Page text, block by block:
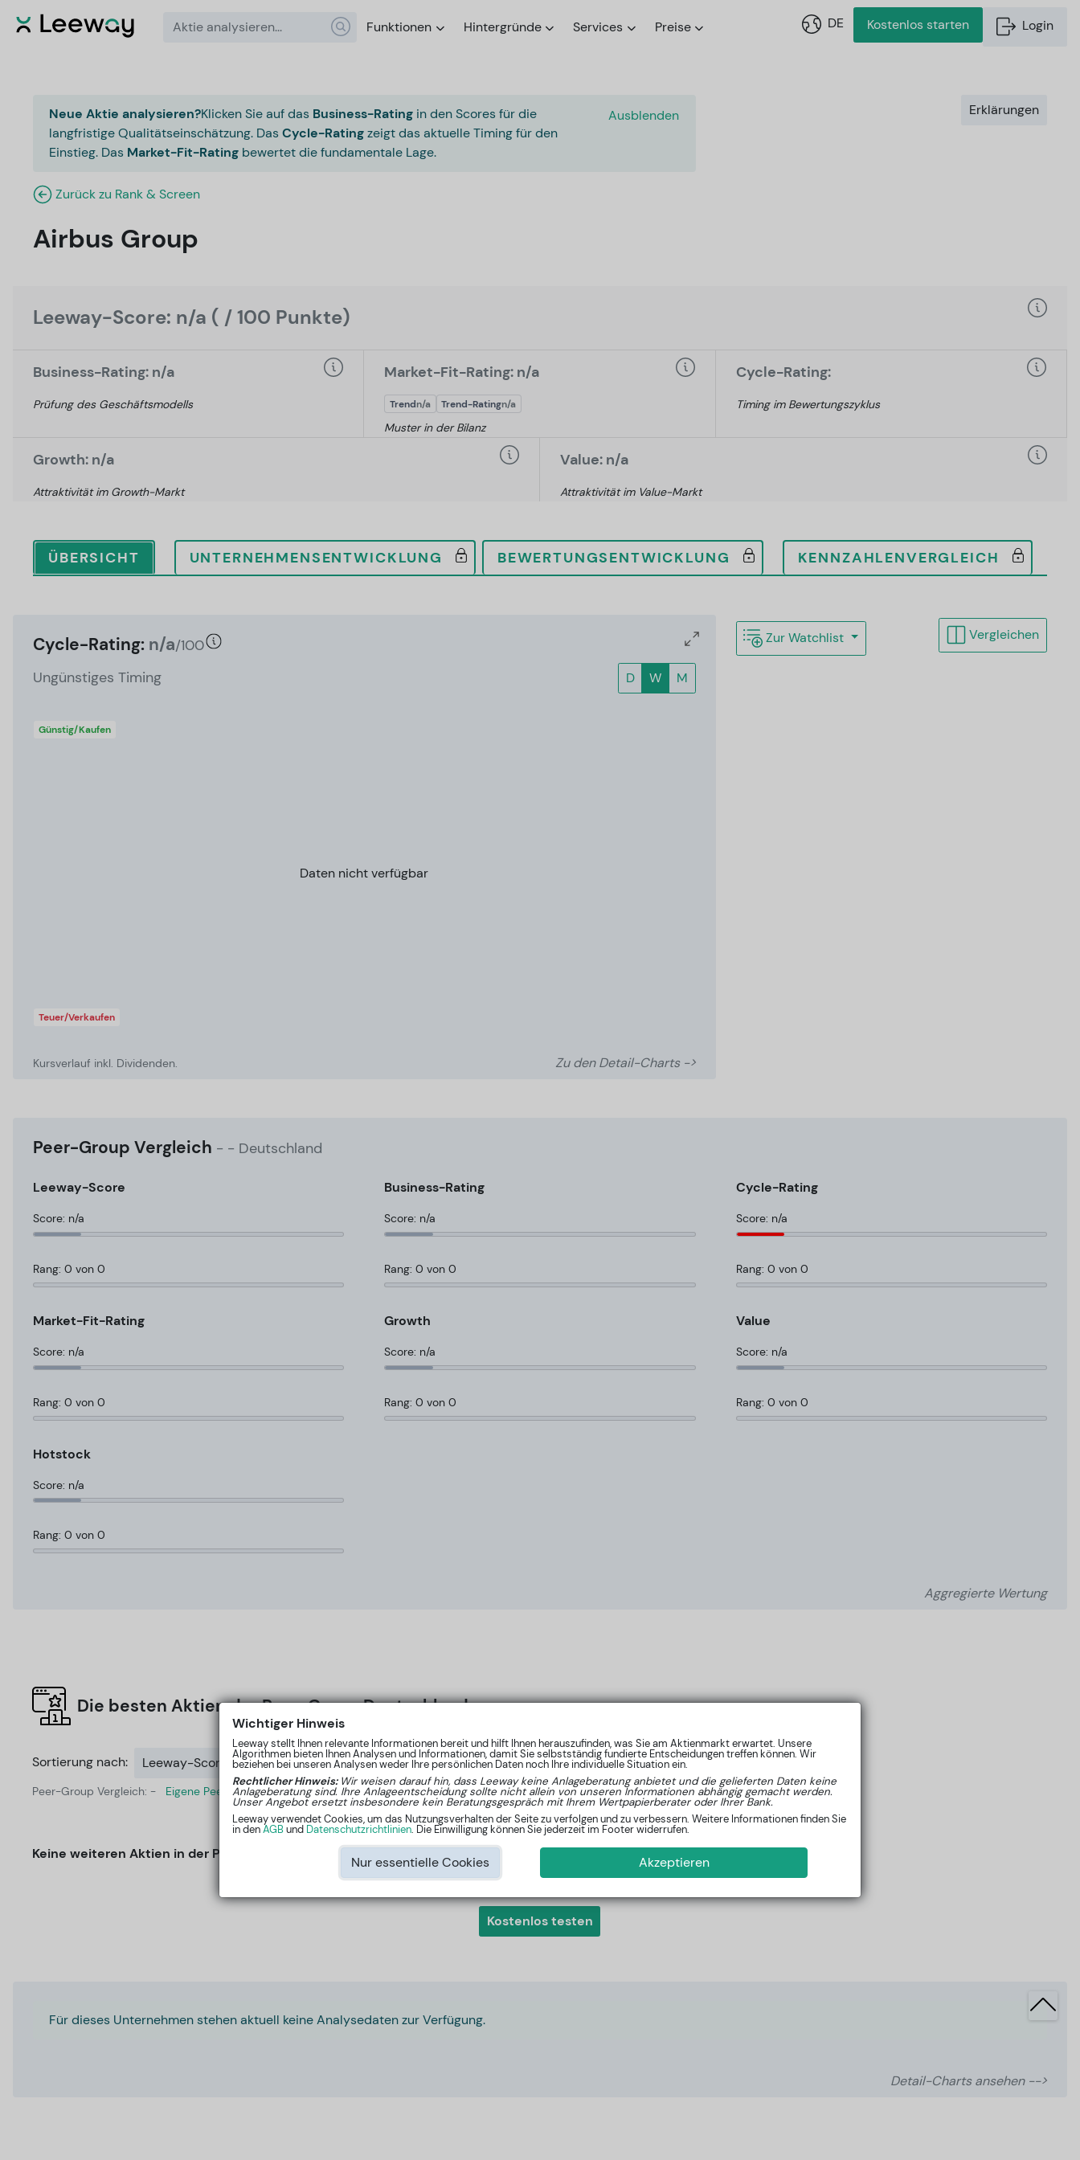
Funktionen Hintergründe Services Preise DE Kostenlos starten Login
Neue Aktie analysieren?Klicken Sie auf das Business-Rating in den Scores für die
langfristige Qualitätseinschätzung. DasCycle-Ratingzeigt das aktuelle Timing für den
Einstieg. Das Market-Fit-Rating bewertet die fundamentale Lage.
Ausblenden
Zurück zu Rank & Screen
Airbus Group
Erklärungen
Leeway-Score: n/a ( / 100 Punkte)
Business-Rating: n/a
Prüfung des Geschäftsmodells
Market-Fit-Rating: n/a
Trendn/a Trend-Ratingn/a
Muster in der Bilanz
Cycle-Rating:
Timing im Bewertungszyklus
Growth: n/a
Attraktivität im Growth-Markt
Value: n/a
Attraktivität im Value-Markt
ÜBERSICHT UNTERNEHMENSENTWICKLUNG BEWERTUNGSENTWICKLUNG KENNZAHLENVERGLEICH
Cycle-Rating: n/a/100
Ungünstiges Timing
D W M
Günstig/Kaufen
Teuer/Verkaufen
Daten nicht verfügbar
Kursverlauf inkl. Dividenden. Zu den Detail-Charts ->
Zur Watchlist Vergleichen
Peer-Group Vergleich - - Deutschland
Leeway-Score
Score: n/a
Rang: 0 von 0
Business-Rating
Score: n/a
Rang: 0 von 0
Cycle-Rating
Score: n/a
Rang: 0 von 0
Market-Fit-Rating
Score: n/a
Rang: 0 von 0
Growth
Score: n/a
Rang: 0 von 0
Value
Score: n/a
Rang: 0 von 0
Hotstock
Score: n/a
Rang: 0 von 0
Aggregierte Wertung
Die besten Aktien der Peer-GroupDeutschland
Sortierung nach: Leeway-Score
Peer-Group Vergleich: - Eigene Peer-Group erstellen
Mehr anzeigen
Keine weiteren Aktien in der Peer-Group
Interessiert an den besten Aktien außerhalb vom DAX?
Kostenlos testen
Für dieses Unternehmen stehen aktuell keine Analysedaten zur Verfügung.
Detail-Charts ansehen -->
Wichtiger Hinweis
Leeway stellt Ihnen relevante Informationen bereit und hilft Ihnen herauszufinden, was Sie am Aktienmarkt erwartet. Unsere
Algorithmen bieten Ihnen Analysen und Informationen, damit Sie selbstständig fundierte Entscheidungen treffen können. Wir
beziehen bei unseren Analysen weder Ihre persönlichen Daten noch Ihre individuelle Situation ein.
Rechtlicher Hinweis: Wir weisen darauf hin, dass Leeway keine Anlageberatung anbietet und die gelieferten Daten keine
Anlageberatung sind. Ihre Anlageentscheidung sollte nicht allein von unseren Informationen abhängig gemacht werden.
Unser Angebot ersetzt insbesondere kein Beratungsgespräch mit Ihrem Wertpapierberater oder Ihrer Bank.
Leeway verwendet Cookies, um das Nutzungsverhalten der Seite zu verfolgen und zu verbessern. Weitere Informationen finden Sie
in denAGBund Datenschutzrichtlinien. Die Einwilligung können Sie jederzeit im Footer widerrufen.
Nur essentielle Cookies Akzeptieren